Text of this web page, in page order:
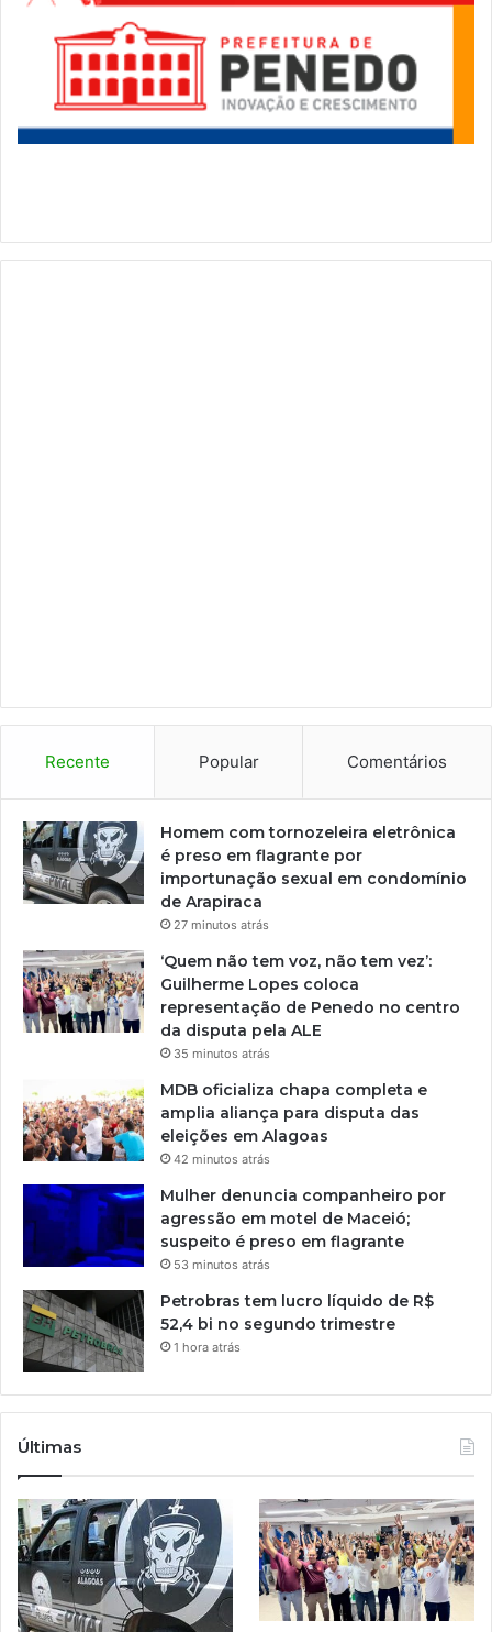
Recente Popular Comentários
Homem com tornozeleira eletrônica
é preso em flagrante por
importunação sexual em condomínio
de Arapiraca
27 minutos atrás
‘Quem não tem voz, não tem vez’:
Guilherme Lopes coloca
representação de Penedo no centro
da disputa pela ALE
35 minutos atrás
MDB oficializa chapa completa e
amplia aliança para disputa das
eleições em Alagoas
42 minutos atrás
Mulher denuncia companheiro por
agressão em motel de Maceió;
suspeito é preso em flagrante
53 minutos atrás
Petrobras tem lucro líquido de R$
52,4 bi no segundo trimestre
1 hora atrás
Últimas